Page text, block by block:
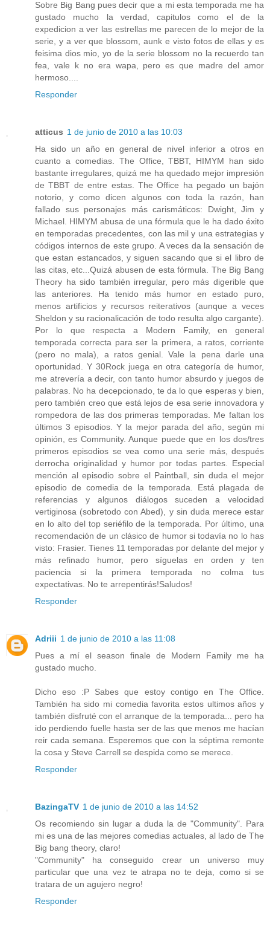
Sobre Big Bang pues decir que a mi esta temporada me ha
gustado mucho la verdad, capitulos como el de la
expedicion a ver las estrellas me parecen de lo mejor de la
serie, y a ver que blossom, aunk e visto fotos de ellas y es
feisima dios mio, yo de la serie blossom no la recuerdo tan
fea, vale k no era wapa, pero es que madre del amor
hermoso....
Responder
atticus 1 de junio de 2010 a las 10:03
Ha sido un año en general de nivel inferior a otros en
cuanto a comedias. The Office, TBBT, HIMYM han sido
bastante irregulares, quizá me ha quedado mejor impresión
de TBBT de entre estas. The Office ha pegado un bajón
notorio, y como dicen algunos con toda la razón, han
fallado sus personajes más carismáticos: Dwight, Jim y
Michael. HIMYM abusa de una fórmula que le ha dado éxito
en temporadas precedentes, con las mil y una estrategias y
códigos internos de este grupo. A veces da la sensación de
que estan estancados, y siguen sacando que si el libro de
las citas, etc...Quizá abusen de esta fórmula. The Big Bang
Theory ha sido también irregular, pero más digerible que
las anteriores. Ha tenido más humor en estado puro,
menos artificios y recursos reiterativos (aunque a veces
Sheldon y su racionalicación de todo resulta algo cargante).
Por lo que respecta a Modern Family, en general
temporada correcta para ser la primera, a ratos, corriente
(pero no mala), a ratos genial. Vale la pena darle una
oportunidad. Y 30Rock juega en otra categoría de humor,
me atrevería a decir, con tanto humor absurdo y juegos de
palabras. No ha decepcionado, te da lo que esperas y bien,
pero también creo que está lejos de esa serie innovadora y
rompedora de las dos primeras temporadas. Me faltan los
últimos 3 episodios. Y la mejor parada del año, según mi
opinión, es Community. Aunque puede que en los dos/tres
primeros episodios se vea como una serie más, después
derrocha originalidad y humor por todas partes. Especial
mención al episodio sobre el Paintball, sin duda el mejor
episodio de comedia de la temporada. Está plagada de
referencias y algunos diálogos suceden a velocidad
vertiginosa (sobretodo con Abed), y sin duda merece estar
en lo alto del top seriéfilo de la temporada. Por último, una
recomendación de un clásico de humor si todavía no lo has
visto: Frasier. Tienes 11 temporadas por delante del mejor y
más refinado humor, pero síguelas en orden y ten
paciencia si la primera temporada no colma tus
expectativas. No te arrepentirás!Saludos!
Responder
Adriii 1 de junio de 2010 a las 11:08
Pues a mí el season finale de Modern Family me ha
gustado mucho.
Dicho eso :P Sabes que estoy contigo en The Office.
También ha sido mi comedia favorita estos ultimos años y
también disfruté con el arranque de la temporada... pero ha
ido perdiendo fuelle hasta ser de las que menos me hacían
reir cada semana. Esperemos que con la séptima remonte
la cosa y Steve Carrell se despida como se merece.
Responder
BazingaTV 1 de junio de 2010 a las 14:52
Os recomiendo sin lugar a duda la de "Community". Para
mi es una de las mejores comedias actuales, al lado de The
Big bang theory, claro!
"Community" ha conseguido crear un universo muy
particular que una vez te atrapa no te deja, como si se
tratara de un agujero negro!
Responder